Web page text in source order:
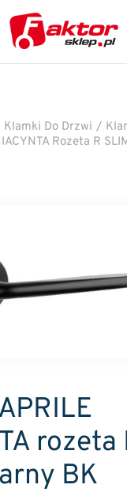
Klamki Do Drzwi /
Rozeta R
rozeta
BK